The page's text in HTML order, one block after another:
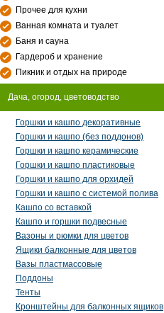
Прочее для кухни
Ванная комната и туалет
Баня и сауна
Гардероб и хранение
Пикник и отдых на природе
Дача, огород, цветоводство
Горшки и кашпо декоративные
Горшки и кашпо (без поддонов)
Горшки и кашпо керамические
Горшки и кашпо пластиковые
Горшки и кашпо для орхидей
Горшки и кашпо с системой полива
Кашпо со вставкой
Кашпо и горшки подвесные
Вазоны и рюмки для цветов
Ящики балконные для цветов
Вазы пластмассовые
Поддоны
Тенты
Кронштейны для балконных ящиков